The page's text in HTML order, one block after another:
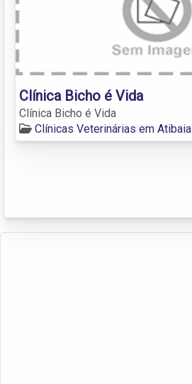
Clínica Bicho é Vida
Clínica Bicho é Vida
Clínicas Veterinárias em Atibaia